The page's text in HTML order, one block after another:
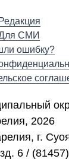
Редакция
СМИ
ошибку?
2026
г.
6 /